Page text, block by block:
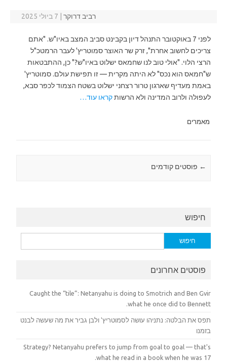
רביב דרוקר 7 ביולי 2025
לפני 7 באוקטובר התנהל דיון בקבינט סביב המצב באיו"ש. "אתם
צריכים לחשוב אחרת", זרק שר האוצר סמוטריץ' לעבר הרמטכ"ל
הרצי הלוי. "אולי טוב לנו שחמאס ישלוט באיו"ש?" כן, ההתבטאות
ש"חמאס הוא נכס" לא היתה מקרית — זו תפישת עולם. סמוטריץ'
באמת מעדיף שארגון טרור רצחני ישלוט בשטח הצמוד לכפר סבא,
לעפולה ולרוב המדינה ולא הרשותקראו עוד…
מאמרים
Post navigation
← פוסטים קודמים
חיפוש
חיפוש:
פוסטים אחרונים
Caught the “tile”: Netanyahu is doing to Smotrich and Ben Gvir
what he once did to Bennett.
תפס את הבלטה: נתניהו עושה לסמוטריץ' ולבן גביר את מה שעשה לבנט
בזמנו
Strategy? Netanyahu prefers to jump from goal to goal — that's
what he read in a book when he was 17.